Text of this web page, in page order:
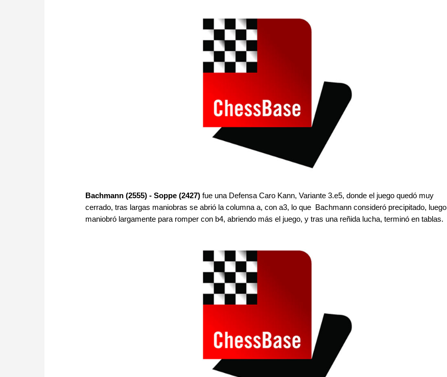
Bachmann (2555) - Soppe (2427) fue una Defensa Caro Kann, Variante 3.e5, donde el juego quedó muy
cerrado, tras largas maniobras se abrió la columna a, con a3, lo que Bachmann consideró precipitado, luego
maniobró largamente para romper con b4, abriendo más el juego, y tras una reñida lucha, terminó en tablas.